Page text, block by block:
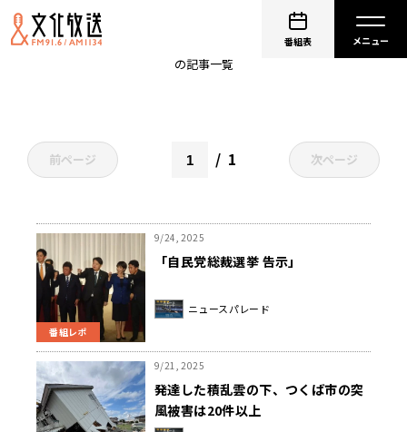
番組表
の記事一覧
前ページ 1 次ページ
番組レポ
9/24, 2025
「自民党総裁選挙 告示」
ニュースパレード
9/21, 2025
発達した積乱雲の下、つくば市の突
風被害は20件以上